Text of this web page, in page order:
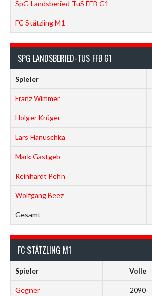
SpG Landsberied-TuS FFB G1
FC Stätzling M1
SPG LANDSBERIED-TUS FFB G1
Spieler
Franz Wimmer
Holger Krüger
Lars Hanuschka
Mark Gastgeb
Reinhardt Pehn
Wolfgang Beez
Gesamt
FC STÄTZLING M1
Spieler Volle
Gegner 2090